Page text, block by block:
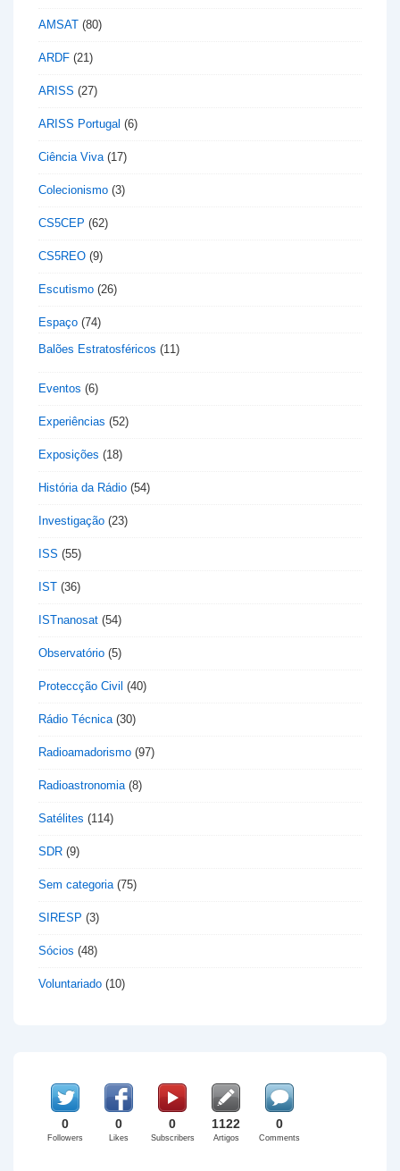
AMSAT (80)
ARDF (21)
ARISS (27)
ARISS Portugal (6)
Ciência Viva(17)
Colecionismo (3)
CS5CEP (62)
CS5REO (9)
Escutismo (26)
Espaço (74)
Balões Estratosféricos (11)
Eventos (6)
Experiências (52)
Exposições (18)
História da Rádio (54)
Investigação (23)
ISS (55)
IST (36)
ISTnanosat (54)
Observatório (5)
Proteccção Civil (40)
Rádio Técnica(30)
Radioamadorismo (97)
Radioastronomia(8)
Satélites (114)
SDR (9)
Sem categoria(75)
SIRESP (3)
Sócios (48)
Voluntariado (10)
0
Followers
0
Likes
0
Subscribers
1122
Artigos
0
Comments